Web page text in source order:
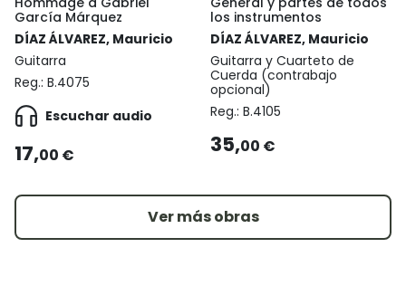
García Márquez
DÍAZ ÁLVAREZ, Mauricio
Guitarra
Reg.: B.4075
Escuchar audio
17,00 €
los instrumentos
DÍAZ ÁLVAREZ, Mauricio
Guitarra y Cuarteto de
Cuerda (contrabajo
opcional)
Reg.: B.4105
35,00 €
Ver más obras